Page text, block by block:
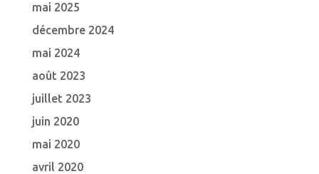
mai 2025
décembre 2024
mai 2024
août 2023
juillet 2023
juin 2020
mai 2020
avril 2020